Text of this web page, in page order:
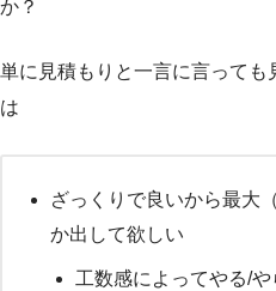
か？
単に見積もりと一言に言っても
は
ざっくりで良いから最大
か出して欲しい
工数感によってやる/